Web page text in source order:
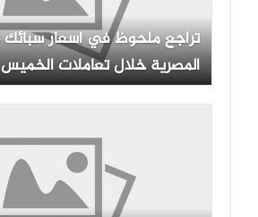
المصرية خلال تعاملات الخميس